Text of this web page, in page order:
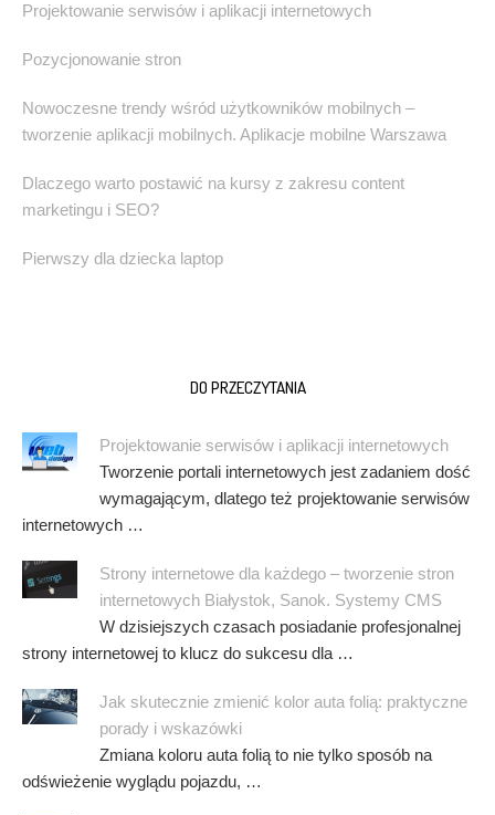
Projektowanie serwisów i aplikacji internetowych
Pozycjonowanie stron
Nowoczesne trendy wśród użytkowników mobilnych –
tworzenie aplikacji mobilnych. Aplikacje mobilne Warszawa
Dlaczego warto postawić na kursy z zakresu content
marketingu i SEO?
Pierwszy dla dziecka laptop
DO PRZECZYTANIA
Projektowanie serwisów i aplikacji internetowych
Tworzenie portali internetowych jest zadaniem dość
wymagającym, dlatego też projektowanie serwisów
internetowych …
Strony internetowe dla każdego – tworzenie stron
internetowych Białystok, Sanok. Systemy CMS
W dzisiejszych czasach posiadanie profesjonalnej
strony internetowej to klucz do sukcesu dla …
Jak skutecznie zmienić kolor auta folią: praktyczne
porady i wskazówki
Zmiana koloru auta folią to nie tylko sposób na
odświeżenie wyglądu pojazdu, …